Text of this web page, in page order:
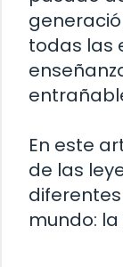
todas las
En este
de las
mundo: la